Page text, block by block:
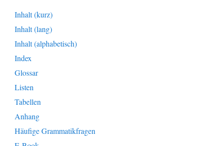
Inhalt (kurz)
Inhalt (lang)
Inhalt (alphabetisch)
Index
Glossar
Listen
Tabellen
Anhang
Häufige Grammatikfragen